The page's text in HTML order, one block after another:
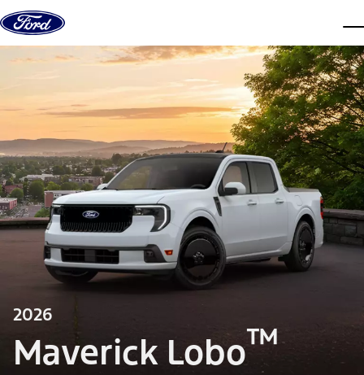
Saltar al contenido
2026
Maverick Lobo™